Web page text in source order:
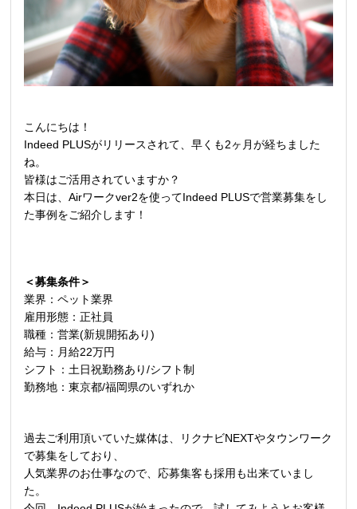
こんにちは！
Indeed PLUSがリリースされて、早くも2ヶ月が経ちました
ね。
皆様はご活用されていますか？
本日は、Airワークver2を使ってIndeed PLUSで営業募集をし
た事例をご紹介します！
＜募集条件＞
業界：ペット業界
雇用形態：正社員
職種：営業(新規開拓あり)
給与：月給22万円
シフト：土日祝勤務あり/シフト制
勤務地：東京都/福岡県のいずれか
過去ご利用頂いていた媒体は、リクナビNEXTやタウンワーク
で募集をしており、
人気業界のお仕事なので、応募集客も採用も出来ていまし
た。